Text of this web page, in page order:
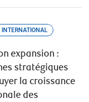
expansion :
stratégiques
la croissance
des